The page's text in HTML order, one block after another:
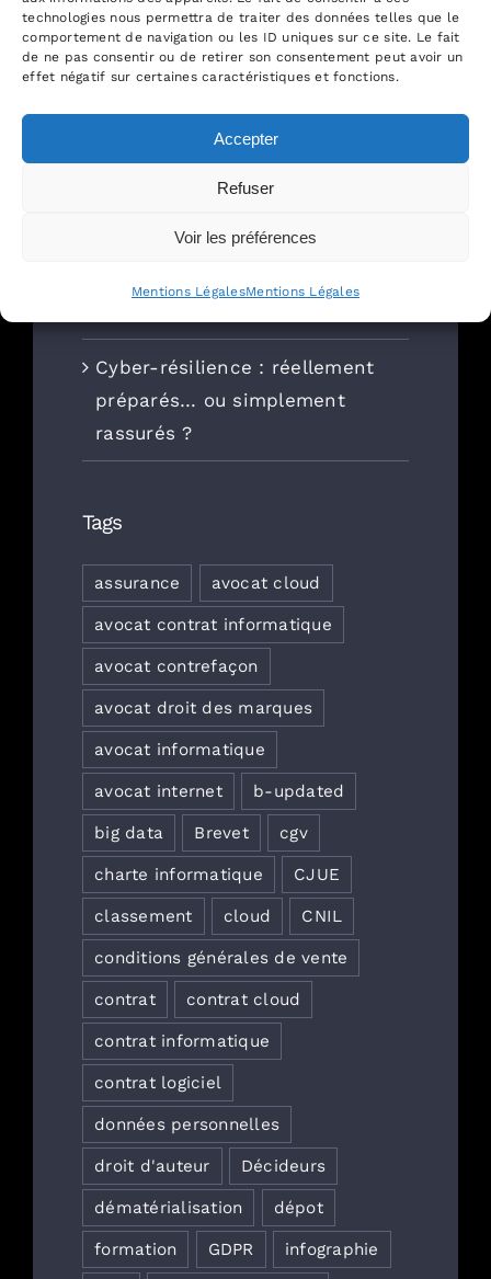
technologies nous permettra de traiter des données telles que le
comportement de navigation ou les ID uniques sur ce site. Le fait
de ne pas consentir ou de retirer son consentement peut avoir un
effet négatif sur certaines caractéristiques et fonctions.
Accepter
Refuser
Voir les préférences
Mentions LégalesMentions Légales
informatiques
Projet IT : la petite formalité
DSI, shadow Ai, BYOAI :
Cyber-résilience : réellement
préparés… ou simplement
rassurés ?
Tags
assurance avocat cloud
avocat contrat informatique
avocat contrefaçon
avocat droit des marques
avocat informatique
avocat internet b-updated
big data Brevet cgv
charte informatique CJUE
classement cloud CNIL
conditions générales de vente
contrat contrat cloud
contrat informatique
contrat logiciel
données personnelles
droit d'auteur Décideurs
dématérialisation dépot
formation GDPR infographie